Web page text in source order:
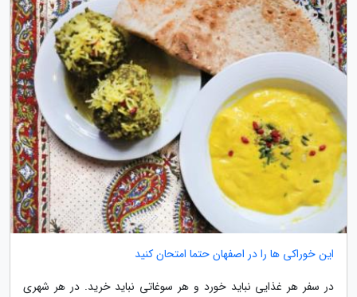
این خوراکی ها را در اصفهان حتما امتحان کنید
در سفر هر غذایی نباید خورد و هر سوغاتی نباید خرید. در هر شهری